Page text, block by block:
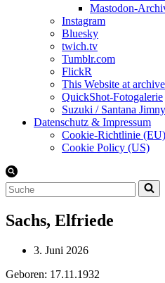
Mastodon-
Instagram
Bluesky
twich.tv
Tumblr.com
FlickR
This Website at
QuickShot-Fotogalerie
Suzuki / Santana
Datenschutz & Impressum
Cookie-Richtlinie (EU)
Cookie Policy (US)
Suchen
nach …
Sachs, Elfriede
3. Juni 2026
Geboren: 17.11.1932